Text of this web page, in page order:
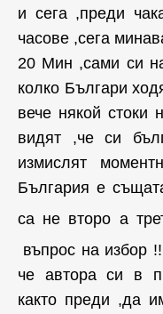
и сега ,преди
часове ,сега
20 Мин ,сами си
колко Българи
вече някой стоки
видят ,че си
измислят
България е
са не второ а
въпрос на избор
че автора си в
както преди ,да